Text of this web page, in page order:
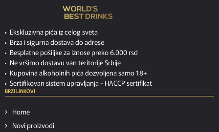
Ekskluzivna pića iz celog sveta
Brza i sigurna dostava do adrese
Besplatne pošiljke za iznose preko 6.000 rsd
Ne vršimo dostavu van teritorije Srbije
Kupovina alkoholnih pića dozvoljena samo 18+
Sertifikovan sistem upravljanja - HACCP sertifikat
BRZI LINKOVI
Home
Novi proizvodi